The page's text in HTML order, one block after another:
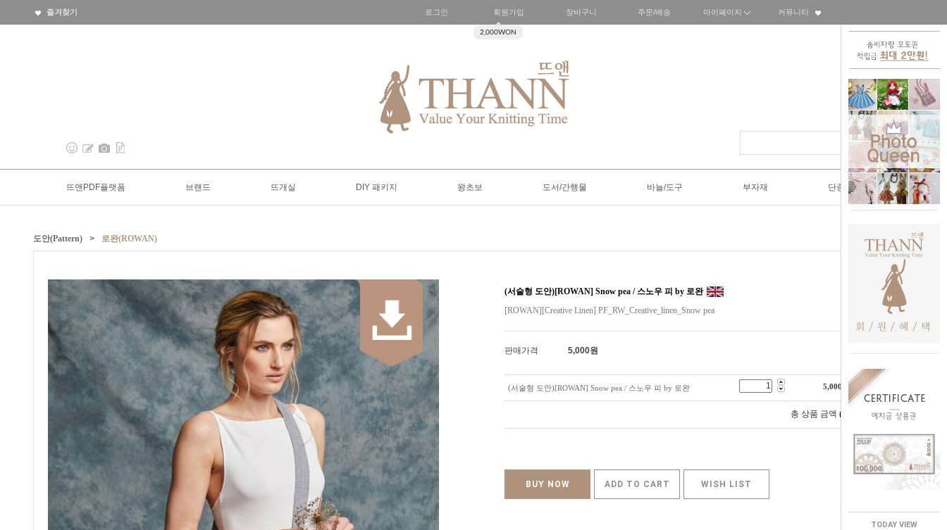
TODAY VIEW
즐겨찾기 로그인 회원가입
2,000WON
장바구니 주문/배송 마이페이지 커뮤니티
뜨앤PDF플랫폼 브랜드 뜨개실 DIY 패키지 왕초보 도서/간행물 바늘/도구 부자재 단종SALE50%
도안(Pattern) > 로완(ROWAN)
(서술형 도안)[ROWAN] Snow pea / 스노우 피 by 로완
[ROWAN][Creative Linen] PF_RW_Creative_linen_Snow pea
판매가격 5,000원
(서술형 도안)[ROWAN] Snow pea / 스노우 피 by 로완 5,000 원
총 상품 금액 0
BUY NOW ADD TO CART WISH LIST